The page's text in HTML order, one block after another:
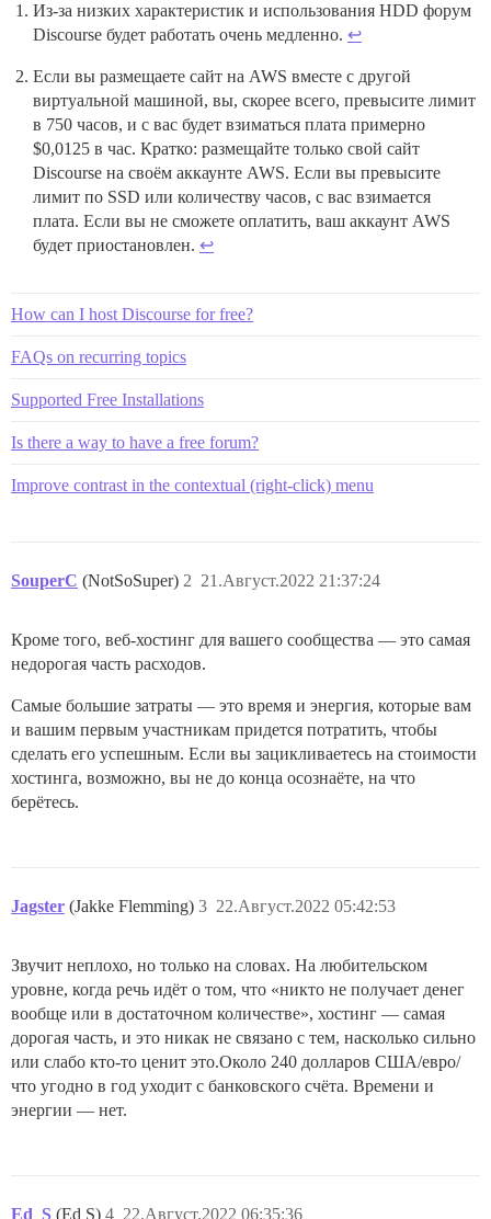
Из-за низких характеристик и использования HDD форум
Discourse будет работать очень медленно. ↩︎
Если вы размещаете сайт на AWS вместе с другой
виртуальной машиной, вы, скорее всего, превысите лимит
в 750 часов, и с вас будет взиматься плата примерно
$0,0125 в час. Кратко: размещайте только свой сайт
Discourse на своём аккаунте AWS. Если вы превысите
лимит по SSD или количеству часов, с вас взимается
плата. Если вы не сможете оплатить, ваш аккаунт AWS
будет приостановлен. ↩︎
How can I host Discourse for free?
FAQs on recurring topics
Supported Free Installations
Is there a way to have a free forum?
Improve contrast in the contextual (right-click) menu
SouperC (NotSoSuper) 21.Август.2022 21:37:24
2
Кроме того, веб-хостинг для вашего сообщества — это самая
недорогая часть расходов.
Самые большие затраты — это время и энергия, которые вам
и вашим первым участникам придется потратить, чтобы
сделать его успешным. Если вы зацикливаетесь на стоимости
хостинга, возможно, вы не до конца осознаёте, на что
берётесь.
Jagster (Jakke Flemming) 22.Август.2022 05:42:53
3
Звучит неплохо, но только на словах. На любительском
уровне, когда речь идёт о том, что «никто не получает денег
вообще или в достаточном количестве», хостинг — самая
дорогая часть, и это никак не связано с тем, насколько сильно
или слабо кто-то ценит это.Около 240 долларов США/евро/
что угодно в год уходит с банковского счёта. Времени и
энергии — нет.
Ed_S (Ed S) 22.Август.2022 06:35:36
4